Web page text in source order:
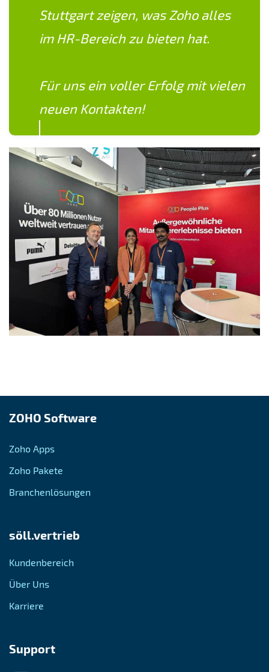
Stuttgart zeigen, was Zoho alles
im HR-Bereich zu bieten hat.
​Für uns ein voller Erfolg mit vielen
neuen Kontakten!
ZOHO Software
Zoho Apps
Zoho Pakete
Branchenlösungen
söll.vertrieb
Kundenbereich
Über Uns
Karriere
Support